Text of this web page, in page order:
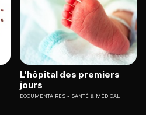
L'hôpital des premiers
jours
DOCUMENTAIRES SANTÉ & MÉDICAL